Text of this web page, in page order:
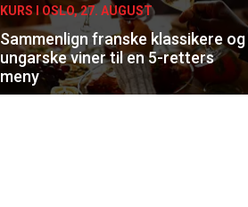
KURS I OSLO, 27. AUGUST
Sammenlign franske klassikere og
ungarske viner til en 5-retters
meny